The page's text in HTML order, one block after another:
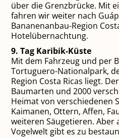
über die Grenzbrücke. Mit
fahren wir weiter nach
Bananenanbau-Region
Hotelübernachtung.
9. Tag Karibik-Küste
Mit dem Fahrzeug und per
Tortuguero-Nationalpark,
Region Costa Ricas liegt.
Baumarten und 2000
Heimat von verschiedenen
Kaimanen, Ottern, Affen,
weiteren Säugetieren. Aber
Vogelwelt gibt es zu